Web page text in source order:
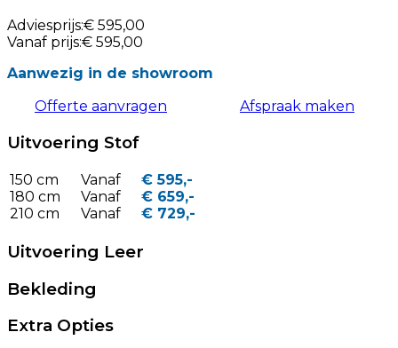
Adviesprijs:€ 595,00
Vanaf prijs:€ 595,00
Aanwezig in de showroom
Offerte aanvragen
Afspraak maken
Uitvoering Stof
150 cm
180 cm
210 cm
Vanaf
Vanaf
Vanaf
€ 595,-
€ 659,-
€ 729,-
Uitvoering Leer
Bekleding
Extra Opties